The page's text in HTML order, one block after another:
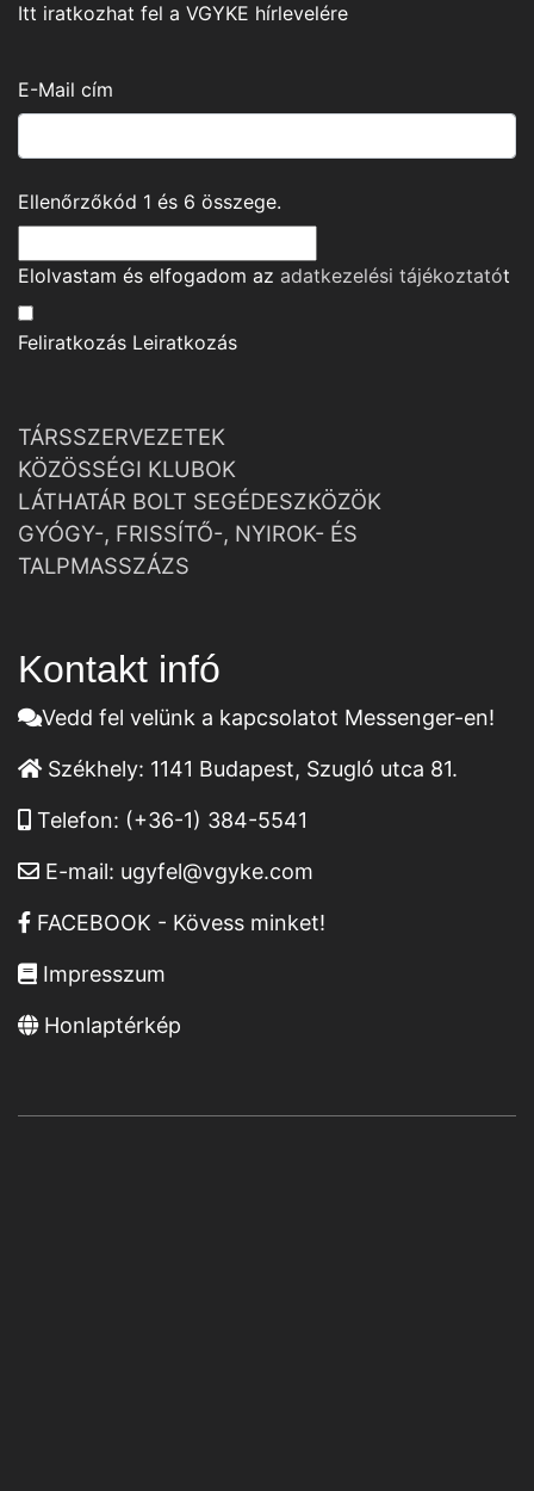
Itt iratkozhat fel a VGYKE hírlevelére
E-Mail cím
Ellenőrzőkód 1 és 6 összege.
Elolvastam és elfogadom az adatkezelési tájékoztatót
Feliratkozás Leiratkozás
TÁRSSZERVEZETEK
KÖZÖSSÉGI KLUBOK
LÁTHATÁR BOLT SEGÉDESZKÖZÖK
GYÓGY-, FRISSÍTŐ-, NYIROK- ÉS
TALPMASSZÁZS
Kontakt infó
Vedd fel velünk a kapcsolatot Messenger-en!
Székhely: 1141 Budapest, Szugló utca 81.
Telefon: (+36-1) 384-5541
E-mail: ugyfel@vgyke.com
FACEBOOK - Kövess minket!
Impresszum
Honlaptérkép